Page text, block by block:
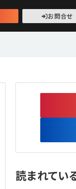
お問合せ
読まれてい